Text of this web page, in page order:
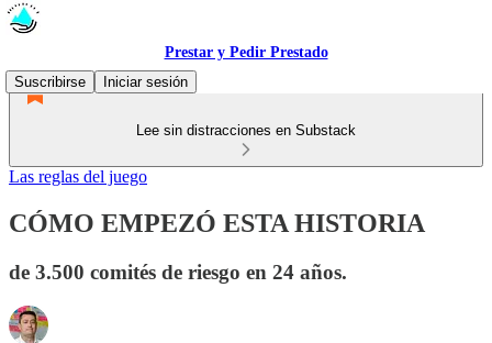
Prestar y Pedir Prestado
Suscribirse
Iniciar sesión
Lee sin distracciones en Substack
Las reglas del juego
CÓMO EMPEZÓ ESTA HISTORIA
de 3.500 comités de riesgo en 24 años.